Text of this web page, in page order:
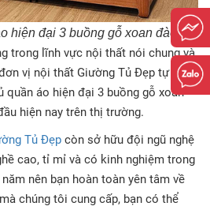
hiện đại 3 buồng gỗ xoan đào
trong lĩnh vực nội thất nói chung và
vị nội thất Giường Tủ Đẹp tự tin là
quần áo hiện đại 3 buồng gỗ xoan
hiện nay trên thị trường.
Tủ Đẹp còn sở hữu đội ngũ nghệ
cao, tỉ mỉ và có kinh nghiệm trong
nên bạn hoàn toàn yên tâm về
chúng tôi cung cấp, bạn có thể